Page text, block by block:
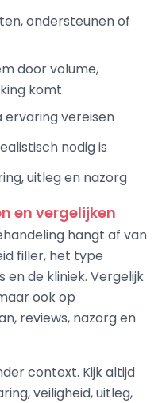
ondersteunen of
door volume,
komt
ervaring vereisen
nodig is
uitleg en nazorg
en vergelijken
hangt af van
filler, het type
de kliniek. Vergelijk
ook op
reviews, nazorg en
context. Kijk altijd
veiligheid, uitleg,